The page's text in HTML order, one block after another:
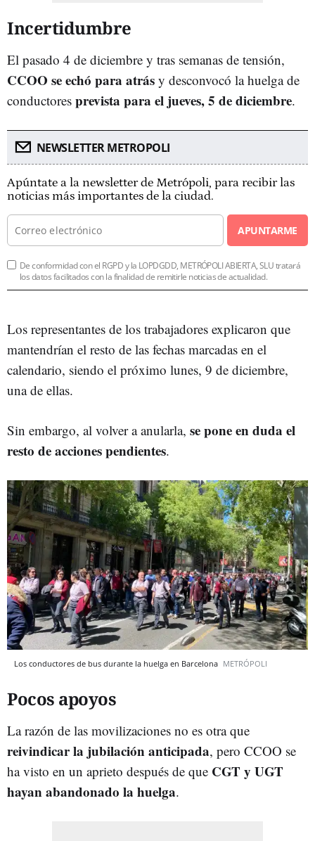
Incertidumbre
El pasado 4 de diciembre y tras semanas de tensión,
CCOO se echó para atrás y desconvocó la huelga de
conductores prevista para el jueves, 5 de diciembre.
NEWSLETTER METROPOLI
Apúntate a la newsletter de Metrópoli, para recibir las
noticias más importantes de la ciudad.
APUNTARME
De conformidad con el RGPD y la LOPDGDD, METRÓPOLI ABIERTA, SLU tratará
los datos facilitados con la finalidad de remitirle noticias de actualidad.
Los representantes de los trabajadores explicaron que
mantendrían el resto de las fechas marcadas en el
calendario, siendo el próximo lunes, 9 de diciembre,
una de ellas.
Sin embargo, al volver a anularla, se pone en duda el
resto de acciones pendientes.
Los conductores de bus durante la huelga en Barcelona METRÓPOLI
Pocos apoyos
La razón de las movilizaciones no es otra que
reivindicar la jubilación anticipada, pero CCOO se
ha visto en un aprieto después de que CGT y UGT
hayan abandonado la huelga.